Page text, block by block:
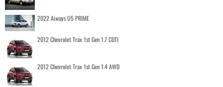
2022 Aiways U5 PRIME
2012 Chevrolet Trax 1st Gen 1.7 CDTI
2012 Chevrolet Trax 1st Gen 1.4 AWD